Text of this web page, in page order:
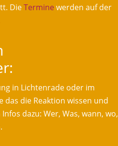
DieTermine werden auf der
in Lichtenrade oder im
das die Reaktion wissen und
dazu: Wer, Was, wann, wo,